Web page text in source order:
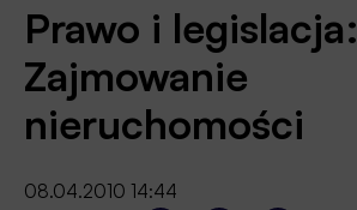
Prawo i legislacja:
Zajmowanie
nieruchomości
08.04.2010 14:44